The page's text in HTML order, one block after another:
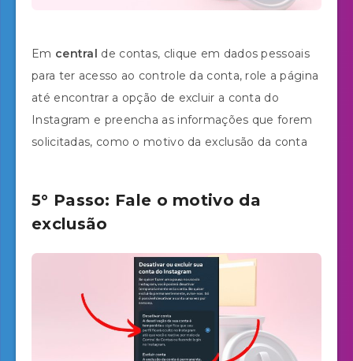
Em central de contas, clique em dados pessoais
para ter acesso ao controle da conta, role a página
até encontrar a opção de excluir a conta do
Instagram e preencha as informações que forem
solicitadas, como o motivo da exclusão da conta
5° Passo: Fale o motivo da
exclusão